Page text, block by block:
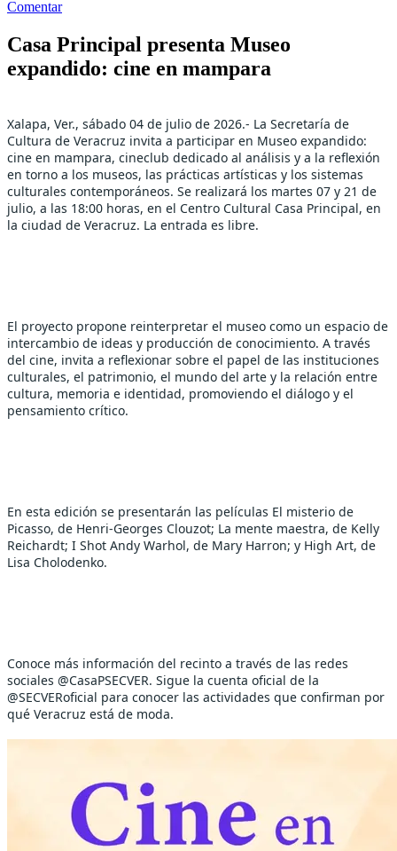
Comentar
Casa Principal presenta Museo
expandido: cine en mampara
Xalapa, Ver., sábado 04 de julio de 2026.- La Secretaría de
Cultura de Veracruz invita a participar en Museo expandido:
cine en mampara, cineclub dedicado al análisis y a la reflexión
en torno a los museos, las prácticas artísticas y los sistemas
culturales contemporáneos. Se realizará los martes 07 y 21 de
julio, a las 18:00 horas, en el Centro Cultural Casa Principal, en
la ciudad de Veracruz. La entrada es libre.
El proyecto propone reinterpretar el museo como un espacio de
intercambio de ideas y producción de conocimiento. A través
del cine, invita a reflexionar sobre el papel de las instituciones
culturales, el patrimonio, el mundo del arte y la relación entre
cultura, memoria e identidad, promoviendo el diálogo y el
pensamiento crítico.
En esta edición se presentarán las películas El misterio de
Picasso, de Henri-Georges Clouzot; La mente maestra, de Kelly
Reichardt; I Shot Andy Warhol, de Mary Harron; y High Art, de
Lisa Cholodenko.
Conoce más información del recinto a través de las redes
sociales @CasaPSECVER. Sigue la cuenta oficial de la
@SECVERoficial para conocer las actividades que confirman por
qué Veracruz está de moda.